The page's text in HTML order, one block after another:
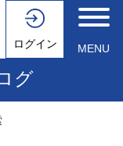
ログイン MENU
グ